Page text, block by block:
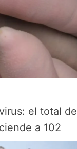
el total
a 102